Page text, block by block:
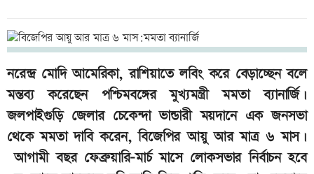
নরেন্দ্র মোদি আমেরিকা, রাশিয়াতে লবিং করে বেড়াচ্ছেন বলে
মন্তব্য করেছেন পশ্চিমবঙ্গের মুখ্যমন্ত্রী মমতা ব্যানার্জি।
জলপাইগুড়ি জেলার চেকেন্দা ভান্ডারী ময়দানে এক জনসভা
থেকে মমতা দাবি করেন, বিজেপির আয়ু আর মাত্র ৬ মাস।
আগামী বছর ফেব্রুয়ারি-মার্চ মাসে লোকসভার নির্বাচন হবে